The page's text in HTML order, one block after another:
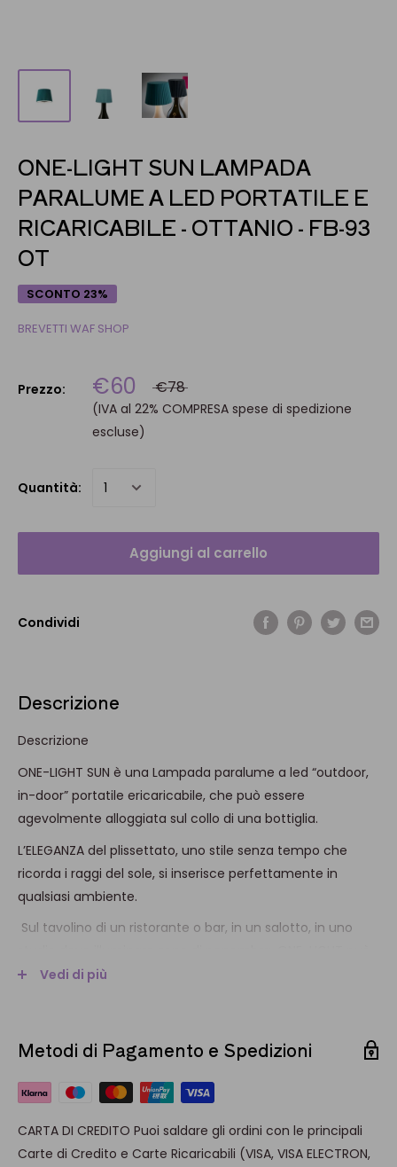
ONE-LIGHT SUN LAMPADA
PARALUME A LED PORTATILE E
RICARICABILE - OTTANIO - FB-93
OT
SCONTO 23%
BREVETTI WAF SHOP
Prezzo: €60 €78
(IVA al 22% COMPRESA spese di spedizione
escluse)
Quantità:
Aggiungi al carrello
Condividi
Descrizione
Descrizione
ONE-LIGHT SUN è una Lampada paralume a led “outdoor,
in-door” portatile ericaricabile, che può essere
agevolmente alloggiata sul collo di una bottiglia.
L’ELEGANZA del plissettato, uno stile senza tempo che
ricorda i raggi del sole, si inserisce perfettamente in
qualsiasi ambiente.
Sul tavolino di un ristorante o bar, in un salotto, in uno
diventare un complemento d’arredo cui è impossibile
bottiglia. La fonte luminosa a LED a due intensità,
intensità luminosità, fino a 10 ore con la massima
Cavo USB in dotazione per la ricarica della lampada. ONE-
Vedi di più
Metodi di Pagamento e Spedizioni
CARTA DI CREDITO Puoi saldare gli ordini con le principali
Carte di Credito e Carte Ricaricabili (VISA, VISA ELECTRON,